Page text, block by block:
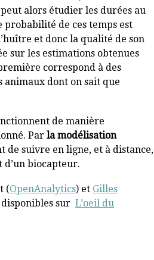
alors étudier les durées au
probabilité de ces temps est
et donc la qualité de son
sur les estimations obtenues
correspond à des
animaux dont on sait que
de manière
Par la modélisation
suivre en ligne, et à distance,
biocapteur.
(OpenAnalytics) et Gilles
sur L’oeil du